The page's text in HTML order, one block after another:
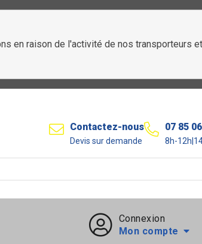
en raison de l'activité de nos transporteurs
Contactez-nous
Devis sur demande
07 85
8h-
Connexion
Mon compte